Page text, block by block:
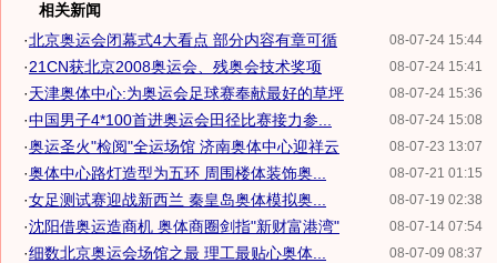
相关新闻
08-07-24 15:44
·北京奥运会闭幕式4大看点 部分内容有章可循
08-07-24 15:41
·21CN获北京2008奥运会、残奥会技术奖项
08-07-24 15:36
·天津奥体中心:为奥运会足球赛奉献最好的草坪
08-07-24 15:08
·中国男子4*100首进奥运会田径比赛接力参...
08-07-23 13:07
·奥运圣火"检阅"全运场馆 济南奥体中心迎祥云
08-07-21 01:15
·奥体中心路灯造型为五环 周围楼体装饰奥...
08-07-19 02:38
·女足测试赛迎战新西兰 秦皇岛奥体模拟奥...
08-07-14 07:54
·沈阳借奥运造商机 奥体商圈剑指"新财富港湾"
08-07-09 08:37
·细数北京奥运会场馆之最 理工最贴心奥体...